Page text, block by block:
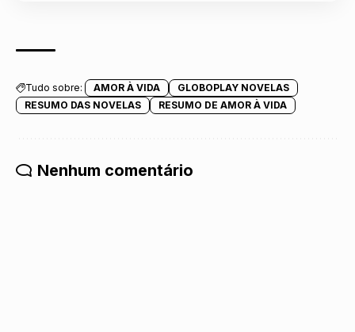
Tudo sobre: AMOR À VIDA
GLOBOPLAY NOVELAS
RESUMO DAS NOVELAS
RESUMO DE AMOR À VIDA
Nenhum comentário